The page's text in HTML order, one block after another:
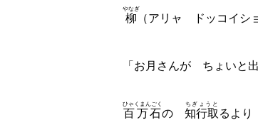
柳
やなぎ
（アリャ ドッコイシ
「お月さんが ちょい
百万石
ひゃくまんごく
の 知行取
ちぎょうと
るよ